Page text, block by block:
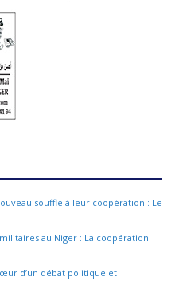
souffle à leur coopération : Le
au Niger : La coopération
d’un débat politique et